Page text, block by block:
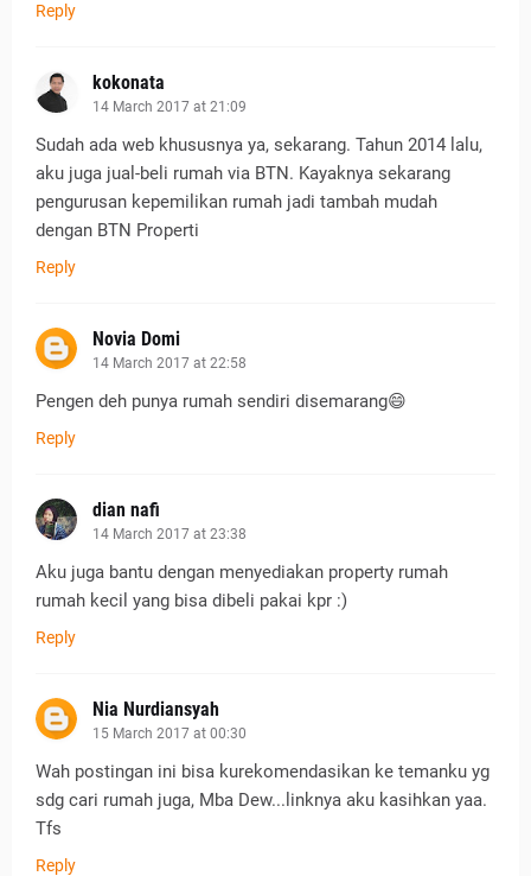
Reply
kokonata
14 March 2017 at 21:09
Sudah ada web khususnya ya, sekarang. Tahun 2014 lalu,
aku juga jual-beli rumah via BTN. Kayaknya sekarang
pengurusan kepemilikan rumah jadi tambah mudah
dengan BTN Properti
Reply
Novia Domi
14 March 2017 at 22:58
Pengen deh punya rumah sendiri disemarang😄
Reply
dian nafi
14 March 2017 at 23:38
Aku juga bantu dengan menyediakan property rumah
rumah kecil yang bisa dibeli pakai kpr :)
Reply
Nia Nurdiansyah
15 March 2017 at 00:30
Wah postingan ini bisa kurekomendasikan ke temanku yg
sdg cari rumah juga, Mba Dew...linknya aku kasihkan yaa.
Tfs
Reply